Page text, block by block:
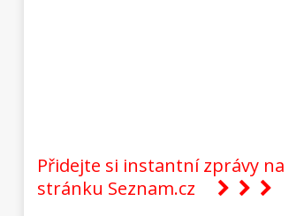
Přidejte si instantní zprávy
stránku Seznam.cz